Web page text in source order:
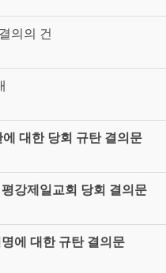
의의 건
대한 당회 규탄 결의문
강제일교회 당회 결의문
에 대한 규탄 결의문